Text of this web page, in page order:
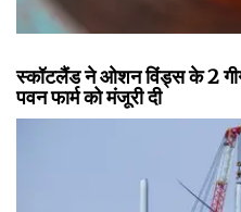
स्कॉटलैंड ने ओशन विंड्स के 2
पवन फार्म को मंजूरी दी